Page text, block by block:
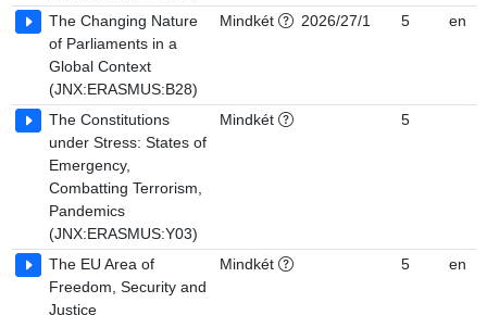
The Changing Nature
of Parliaments in a
Global Context
(JNX:ERASMUS:B28)
Mindkét 2026/27/1 5 en
The Constitutions
under Stress: States of
Emergency,
Combatting Terrorism,
Pandemics
(JNX:ERASMUS:Y03)
Mindkét 5
The EU Area of
Freedom, Security and
Justice
Mindkét 5 en